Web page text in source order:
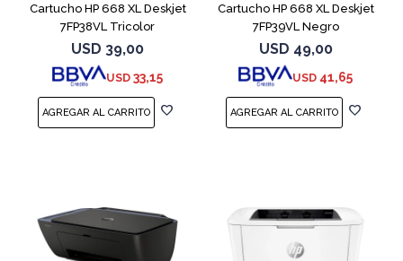
Cartucho HP 668 XL Deskjet
7FP38VL Tricolor
USD 39,00
USD 33,15
Cartucho HP 668 XL Deskjet
7FP39VL Negro
USD 49,00
USD 41,65